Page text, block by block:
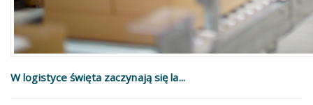
W logistyce święta zaczynają się la...